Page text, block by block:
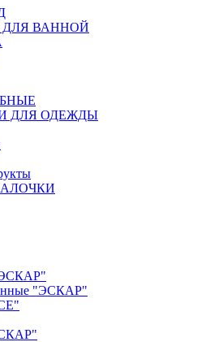
ДЛЯ ВАННОЙ
ДЛЯ ОДЕЖДЫ
"ЭСКАР"